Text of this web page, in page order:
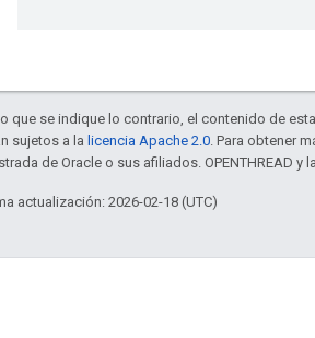
que se indique lo contrario, el contenido de
sujetos a la licencia Apache 2.0. Para obtener
de Oracle o sus afiliados. OPENTHREAD
actualización: 2026-02-18 (UTC)